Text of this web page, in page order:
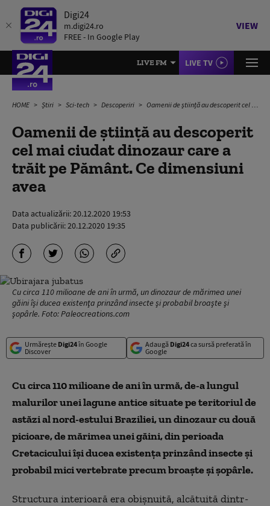
Digi24
m.digi24.ro
FREE - In Google Play
VIEW
LIVE FM LIVE TV
HOME Știri Sci-tech Descoperiri Oamenii de știință au descoperit cel mai ciudat dinozaur care a trăit pe Pământ. Ce dimensiuni avea
Oamenii de știință au descoperit
cel mai ciudat dinozaur care a
trăit pe Pământ. Ce dimensiuni
avea
Data actualizării:20.12.2020 19:53
Data publicării:20.12.2020 19:35
Cu circa 110 milioane de ani în urmă, un dinozaur de mărimea unei
găini îşi ducea existenţa prinzând insecte şi probabil broaşte şi
şopârle. Foto: Paleocreations.com
Urmărește Digi24în Google
Discover
Adaugă Digi24ca sursă preferată în
Google
Cu circa 110 milioane de ani în urmă, de-a lungul
malurilor unei lagune antice situate pe teritoriul de
astăzi al nord-estului Braziliei, un dinozaur cu două
picioare, de mărimea unei găini, din perioada
Cretacicului îşi ducea existenţa prinzând insecte şi
probabil mici vertebrate precum broaşte şi şopârle.
Structura interioară era obişnuită, alcătuită dintr-